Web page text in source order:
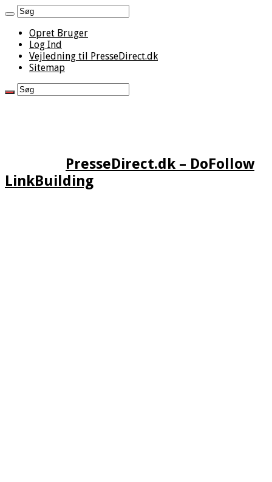
Opret Bruger
Log Ind
Vejledning til PresseDirect.dk
Sitemap
PresseDirect.dk – DoFollow
LinkBuilding